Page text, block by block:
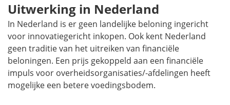
Uitwerking in Nederland
In Nederland is er geen landelijke beloning ingericht
voor innovatiegericht inkopen. Ook kent Nederland
geen traditie van het uitreiken van financiële
beloningen. Een prijs gekoppeld aan een financiële
impuls voor overheidsorganisaties/-afdelingen heeft
mogelijke een betere voedingsbodem.